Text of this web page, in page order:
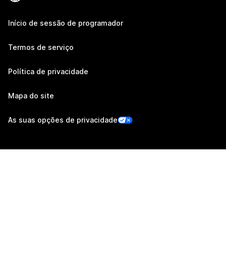
Início de sessão de programador
Termos de serviço
Política de privacidade
Mapa do site
As suas opções de privacidade